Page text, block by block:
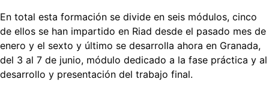
En total esta formación se divide en seis módulos, cinco
de ellos se han impartido en Riad desde el pasado mes de
enero y el sexto y último se desarrolla ahora en Granada,
del 3 al 7 de junio, módulo dedicado a la fase práctica y al
desarrollo y presentación del trabajo final.